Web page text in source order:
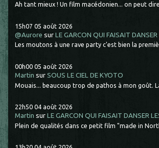
Ah tant mieux ! Un film macédonien... on peut
15h07 05 août 2026
@Aurore surLE GARCON QUI FAISAIT DANSER
Les moutons à une rave party c'est bien la
00h00 05 août 2026
Martin surSOUS LE CIEL DE KYOTO
Mouais... beaucoup trop de pathos à mon goût. La
22h50 04 août 2026
Martin surLE GARCON QUI FAISAIT DANSER
Plein de qualités dans ce petit film "made in